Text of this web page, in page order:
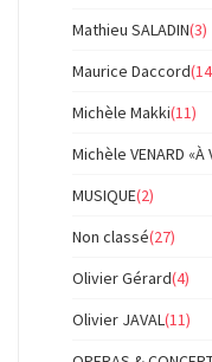
Mathieu SALADIN(3)
Maurice Daccord
Michèle Makki(11)
Michèle VENARD
MUSIQUE(2)
Non classé(27)
Olivier Gérard(4)
Olivier JAVAL (11)